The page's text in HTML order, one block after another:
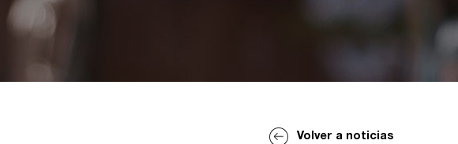
Volver a noticias